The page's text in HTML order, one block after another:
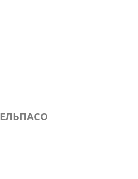
ЕЛЬПАСО